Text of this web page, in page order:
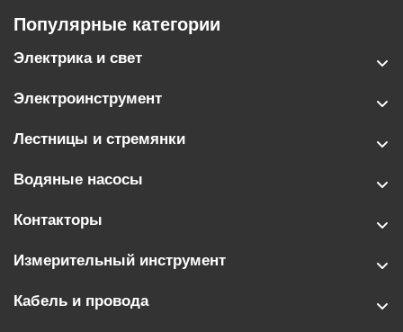
Популярные категории
Электрика и свет
Электроинструмент
Лестницы и стремянки
Водяные насосы
Контакторы
Измерительный инструмент
Кабель и провода